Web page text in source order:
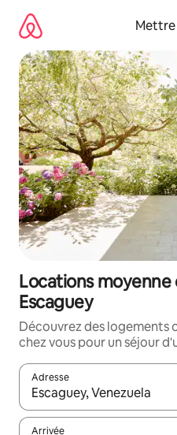
directement
contenu
Mettre
Locations
Escaguey
Découvrez des logements
chez vous pour un séjour
Adresse
Lorsque les résultats
Arrivée